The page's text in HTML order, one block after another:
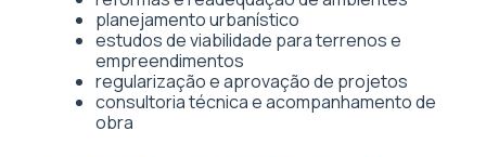
planejamento urbanístico
estudos de viabilidade para terrenos e
empreendimentos
regularização e aprovação de projetos
consultoria técnica e acompanhamento de
obra